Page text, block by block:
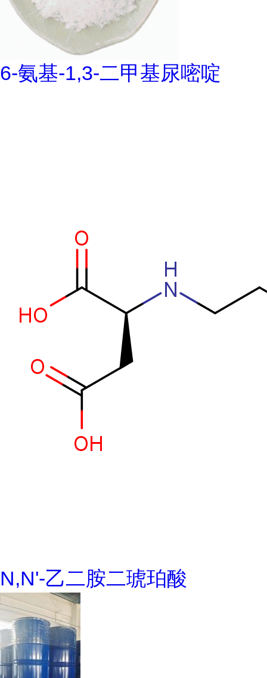
6-氨基-1,3-二甲基尿嘧啶
N,N'-乙二胺二琥珀酸